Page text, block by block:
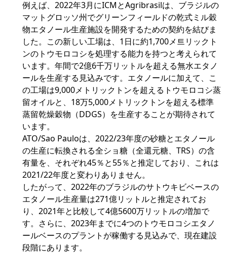
例えば、2022年3月にICMとAgribrasilは、ブラジルの
マットグロッソ州でグリーンフィールドの乾式ミル穀
物エタノール生産施設を開発するための契約を結びま
した。この新しい工場は、1日に約1,700メ트リックト
ンのトウモロコシを処理する能力を持つと考えられて
います。年間で2億6千万リットルを超える無水エタノ
ールを生産する見込みです。エタノールに加えて、こ
の工場は9,000メトリックトンを超えるトウモロコシ蒸
留オイルと、18万5,000メトリックトンを超える標準
蒸留乾燥穀物（DDGS）を生産することが期待されて
います。
ATO/Sao Pauloは、2022/23年度の砂糖とエタノール
の生産に転換される全ショ糖（全還元糖、TRS）の含
有量を、それぞれ45％と55％と推定しており、これは
2021/22年度と変わりありません。
したがって、2022年のブラジルのサトウキビベースの
エタノール生産量は271億リットルと推定されてお
り、2021年と比較して4億5600万リットルの増加で
す。さらに、2023年までに4つのトウモロコシエタノ
ールベースのプラントが稼働する見込みで、現在建設
段階にあります。